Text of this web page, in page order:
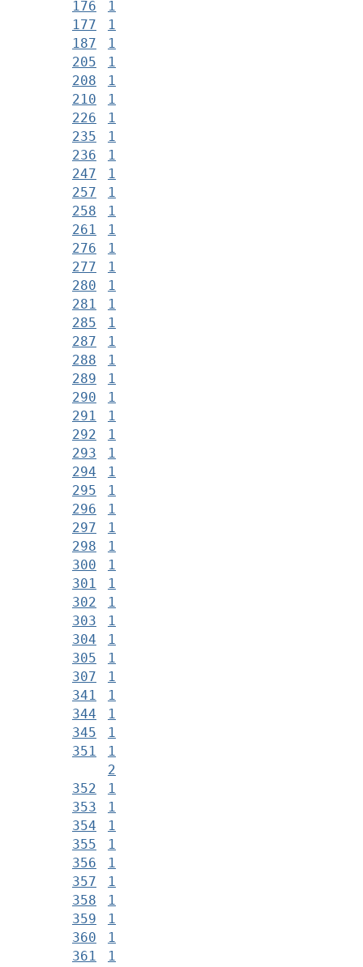
176
1
177
1
187
1
205
1
208
1
210
1
226
1
235
1
236
1
247
1
257
1
258
1
261
1
276
1
277
1
280
1
281
1
285
1
287
1
288
1
289
1
290
1
291
1
292
1
293
1
294
1
295
1
296
1
297
1
298
1
300
1
301
1
302
1
303
1
304
1
305
1
307
1
341
1
344
1
345
1
351
1
2
352
1
353
1
354
1
355
1
356
1
357
1
358
1
359
1
360
1
361
1